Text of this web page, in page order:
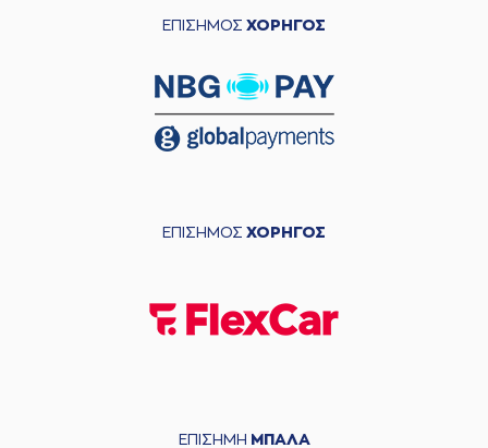
ΕΠΙΣΗΜΟΣ ΧΟΡΗΓΟΣ
ΕΠΙΣΗΜΟΣ ΧΟΡΗΓΟΣ
ΕΠΙΣΗΜΗ ΜΠΑΛΑ